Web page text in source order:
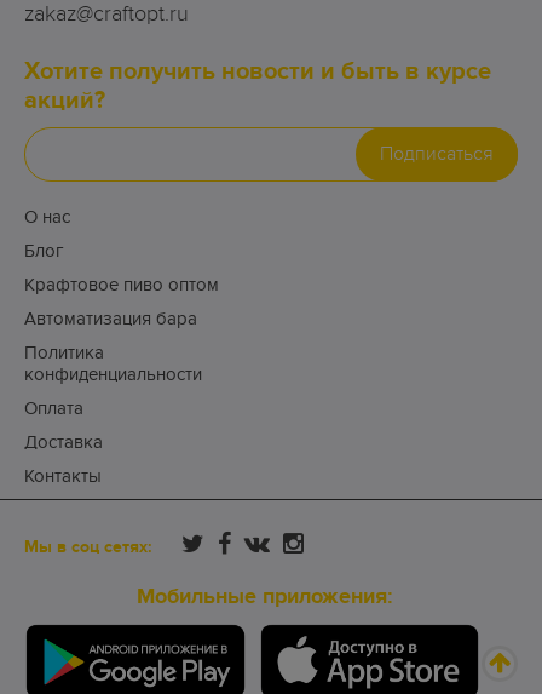
zakaz@craftopt.ru
Хотите получить новости и быть в курсе
акций?
Подписаться
О нас
Блог
Крафтовое пиво оптом
Автоматизация бара
Политика
конфиденциальности
Оплата
Доставка
Контакты
Мы в соц сетях:
Мобильные приложения: